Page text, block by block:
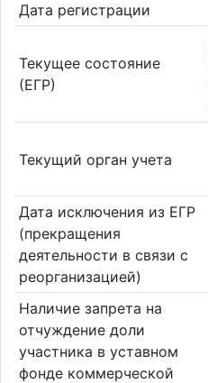
Дата регистрации
Текущее состояние
(ЕГР)
Текущий орган учета
Дата исключения из ЕГР
(прекращения
деятельности в связи с
реорганизацией)
Наличие запрета на
отчуждение доли
участника в уставном
фонде коммерческой